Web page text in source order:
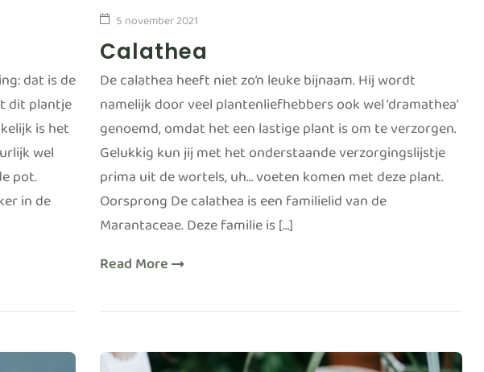
dat is de
dit plantje
is het
wel
pot.
in de
5 november 2021
Calathea
De calathea heeft niet zo’n leuke bijnaam. Hij wordt
namelijk door veel plantenliefhebbers ook wel ‘dramathea’
genoemd, omdat het een lastige plant is om te verzorgen.
Gelukkig kun jij met het onderstaande verzorgingslijstje
prima uit de wortels, uh… voeten komen met deze plant.
Oorsprong De calathea is een familielid van de
Marantaceae. Deze familie is […]
Read More